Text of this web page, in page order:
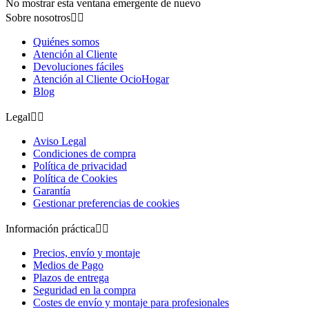
No mostrar esta ventana emergente de nuevo
Sobre nosotros 
Quiénes somos
Atención al Cliente
Devoluciones fáciles
Atención al Cliente OcioHogar
Blog
Legal 
Aviso Legal
Condiciones de compra
Política de privacidad
Política de Cookies
Garantía
Gestionar preferencias de cookies
Información práctica 
Precios, envío y montaje
Medios de Pago
Plazos de entrega
Seguridad en la compra
Costes de envío y montaje para profesionales